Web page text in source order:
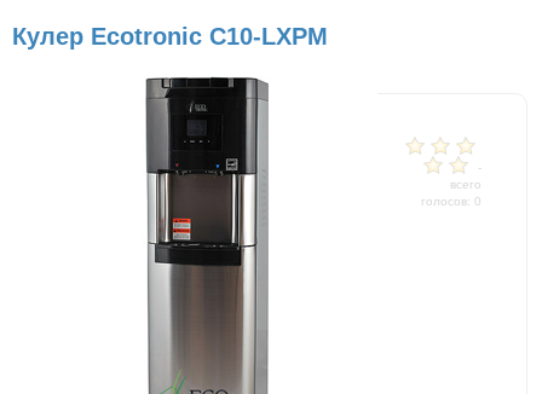
Кулер Ecotronic C10-LXPM
-
всего
голосов: 0